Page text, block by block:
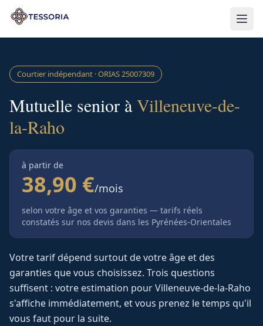
Aller au contenu principal
Courtier indépendant · ORIAS25007309
Mutuelle senior àVilleneuve-de-
la-Raho
à partir de
38,90 €/mois
selon votre âge et vos garanties — tarifs réels
constatés sur nos devis dans les Pyrénées-Orientales
Votre tarif dépend surtout de votre âge et des
garanties que vous choisissez. Trois questions
suffisent : votre estimation pourVilleneuve-de-la-Raho
s'affiche immédiatement, et vous prenez le temps qu'il
vous faut pour la suite.